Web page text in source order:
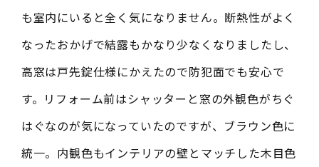
も室内にいると全く気になりません。断熱性がよく
なったおかげで結露もかなり少なくなりましたし、
高窓は戸先錠仕様にかえたので防犯面でも安心で
す。リフォーム前はシャッターと窓の外観色がちぐ
はぐなのが気になっていたのですが、ブラウン色に
統一。内観色もインテリアの壁とマッチした木目色